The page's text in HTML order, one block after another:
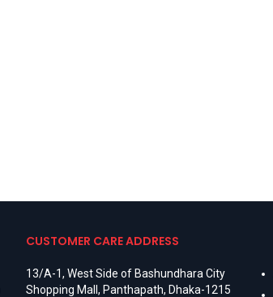
CUSTOMER CARE ADDRESS
13/A-1, West Side of Bashundhara City
Shopping Mall, Panthapath, Dhaka-1215